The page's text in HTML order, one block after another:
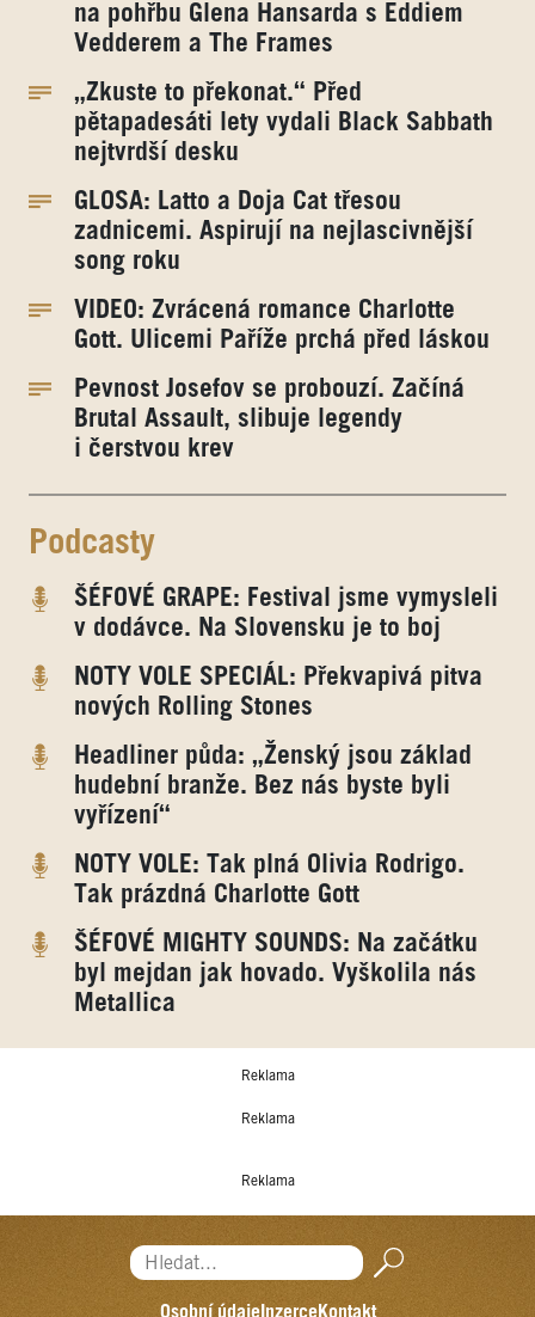
na pohřbu Glena Hansarda s Eddiem
Vedderem a The Frames
„Zkuste to překonat.“ Před
pětapadesáti lety vydali Black Sabbath
nejtvrdší desku
GLOSA: Latto a Doja Cat třesou
zadnicemi. Aspirují na nejlascivnější
song roku
VIDEO: Zvrácená romance Charlotte
Gott. Ulicemi Paříže prchá před láskou
Pevnost Josefov se probouzí. Začíná
Brutal Assault, slibuje legendy
i čerstvou krev
Podcasty
ŠÉFOVÉ GRAPE: Festival jsme vymysleli
v dodávce. Na Slovensku je to boj
NOTY VOLE SPECIÁL: Překvapivá pitva
nových Rolling Stones
Headliner půda: „Ženský jsou základ
hudební branže. Bez nás byste byli
vyřízení“
NOTY VOLE: Tak plná Olivia Rodrigo.
Tak prázdná Charlotte Gott
ŠÉFOVÉ MIGHTY SOUNDS: Na začátku
byl mejdan jak hovado. Vyškolila nás
Metallica
Reklama
Reklama
Reklama
Hledat...
Osobní údajeInzerceKontakt